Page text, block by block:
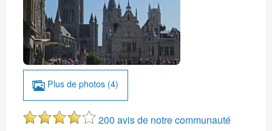
Plus de photos (4)
200 avis de notre communauté